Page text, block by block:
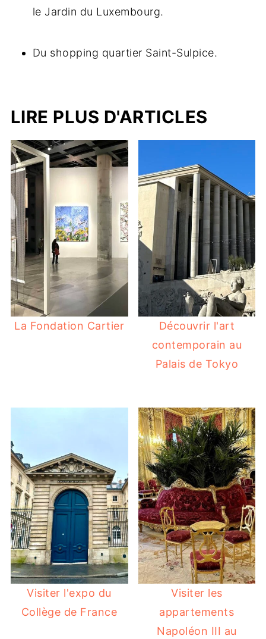
le Jardin du Luxembourg.
Du shopping quartier Saint-Sulpice.
LIRE PLUS D'ARTICLES
La Fondation Cartier
Découvrir l'art
contemporain au
Palais de Tokyo
Visiter l'expo du
Collège de France
Visiter les
appartements
Napoléon III au